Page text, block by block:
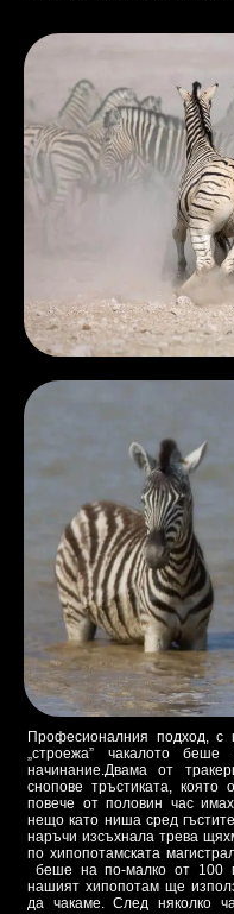
Професионалния подход, с
„строежа” чакалото
начинание.Двама от
снопове тръстиката,
повече от половин час
нещо като ниша сред
наръчи изсъхнала трева
по хипопотамската
беше на по-малко от 100
нашият хипопотам ще
да чакаме. След няколко